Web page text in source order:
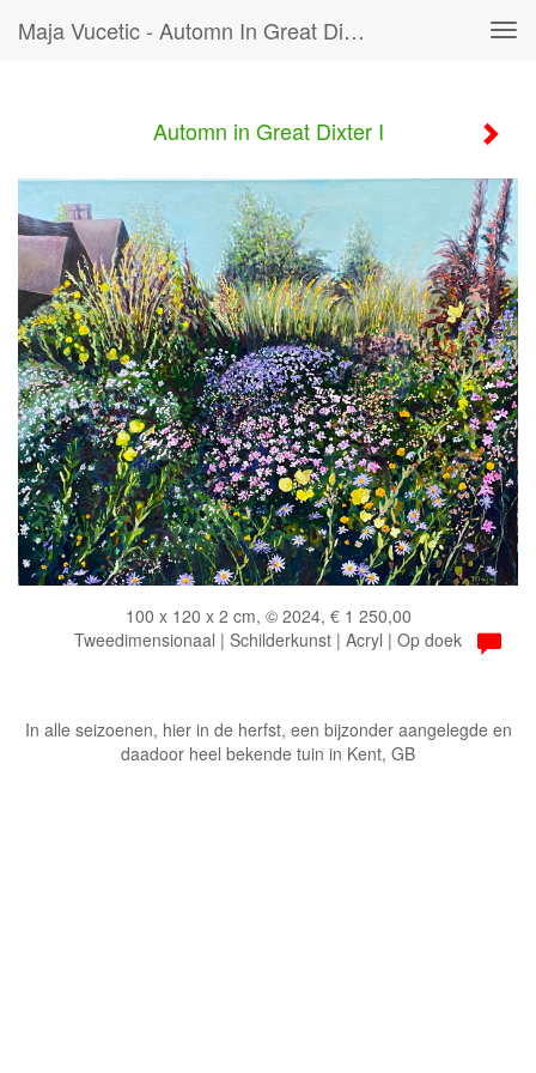
Maja Vucetic - Automn In Great Dixter I
Automn in Great Dixter I
100 x 120 x 2 cm, © 2024, € 1 250,00
Tweedimensionaal | Schilderkunst | Acryl | Op doek
In alle seizoenen, hier in de herfst, een bijzonder aangelegde en
daadoor heel bekende tuin in Kent, GB